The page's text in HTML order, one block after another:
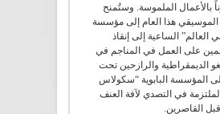
بالأعمال الملموسة. وستُمنح
الموسيقي هذا العام إلى مؤسسة
الساعية إلى إنقاذ
على العمل في المناجم في
الديمقراطية والرازحين تحت
المؤسسة البابوية “سكولاس
في التصدي لآفة العنف
القاصرين.